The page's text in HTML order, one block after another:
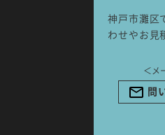
神戸市灘区
わせやお見
＜メ
問